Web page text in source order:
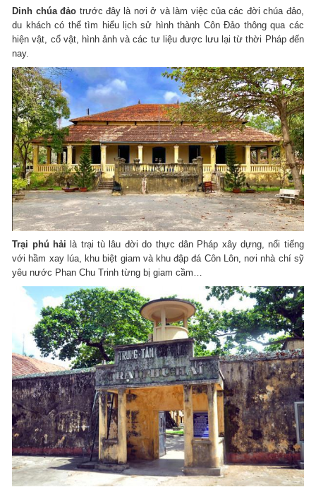
Dinh chúa đảo trước đây là nơi ở và làm việc của các đời chúa đảo,
du khách có thể tìm hiểu lịch sử hình thành Côn Đảo thông qua các
hiện vật, cổ vật, hình ảnh và các tư liệu được lưu lại từ thời Pháp đến
nay.
Trại phú hải là trại tù lâu đời do thực dân Pháp xây dựng, nổi tiếng
với hầm xay lúa, khu biệt giam và khu đập đá Côn Lôn, nơi nhà chí sỹ
yêu nước Phan Chu Trinh từng bị giam cầm…